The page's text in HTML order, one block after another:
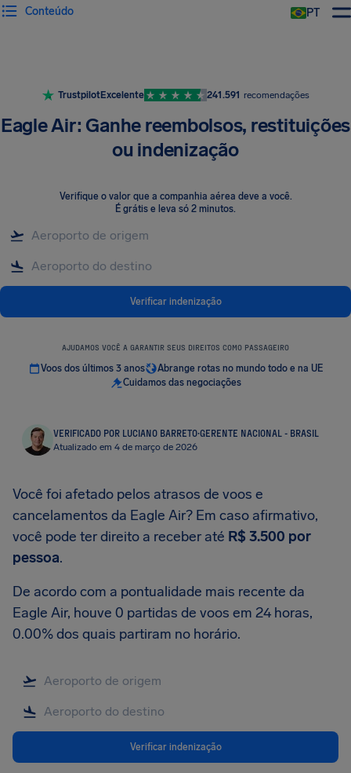
PT
Conteúdo
TrustpilotExcelente 241.591 recomendações
Eagle Air: Ganhe reembolsos, restituições
ou indenização
Verifique o valor que a companhia aérea deve a você.
É grátis e leva só 2 minutos.
Verificar indenização
AJUDAMOS VOCÊ A GARANTIR SEUS DIREITOS COMO PASSAGEIRO
Voos dos últimos 3 anos
Abrange rotas no mundo todo e na UE
Cuidamos das negociações
VERIFICADO POR LUCIANO BARRETO·GERENTE NACIONAL - BRASIL
Atualizado em 4 de março de 2026
Você foi afetado pelos atrasos de voos e
cancelamentos da Eagle Air? Em caso afirmativo,
você pode ter direito a receber até R$ 3.500 por
pessoa.
De acordo com a pontualidade mais recente da
Eagle Air, houve 0 partidas de voos em 24 horas,
0.00% dos quais partiram no horário.
Verificar indenização